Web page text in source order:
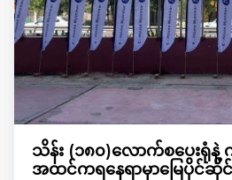
သိန်း (၁၈၀)လောက်စပေးရုံနဲ့
အထင်ကရနေရာမှာမြေပိုင်ဆိုင်